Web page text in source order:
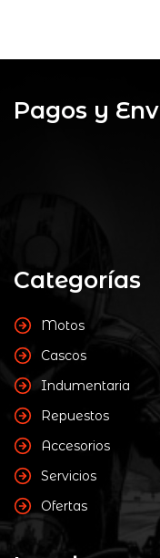
Pagos y
Categorías
Motos
Cascos
Indumentaria
Repuestos
Accesorios
Servicios
Ofertas